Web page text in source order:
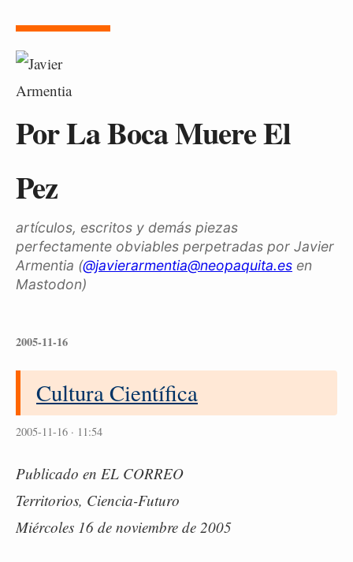
Por La Boca Muere El
Pez
artículos, escritos y demás piezas
perfectamente obviables perpetradas por Javier
Armentia (@javierarmentia@neopaquita.es en
Mastodon)
2005-11-16
Cultura Científica
2005-11-16 · 11:54
Publicado en EL CORREO
Territorios, Ciencia-Futuro
Miércoles 16 de noviembre de 2005